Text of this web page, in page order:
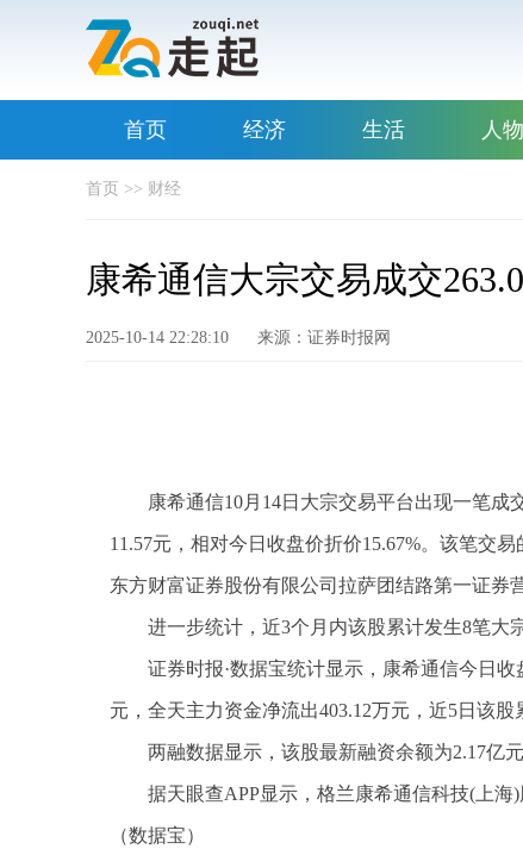
首页 经济 生活 人物
首页 >> 财经
康希通信大宗交易成交
2025-10-14 22:28:10 来源：证券时报网
康希通信10月14日大宗交易平台出现一笔成
11.57元，相对今日收盘价折价15.67%。该笔交
东方财富证券股份有限公司拉萨团结路第一证券
进一步统计，近3个月内该股累计发生8笔大
证券时报·数据宝统计显示，康希通信今日收
元，全天主力资金净流出403.12万元，近5日该股
两融数据显示，该股最新融资余额为2.17亿
据天眼查APP显示，格兰康希通信科技(上海
（数据宝）